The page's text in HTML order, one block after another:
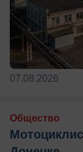
07.08.2026
Общество